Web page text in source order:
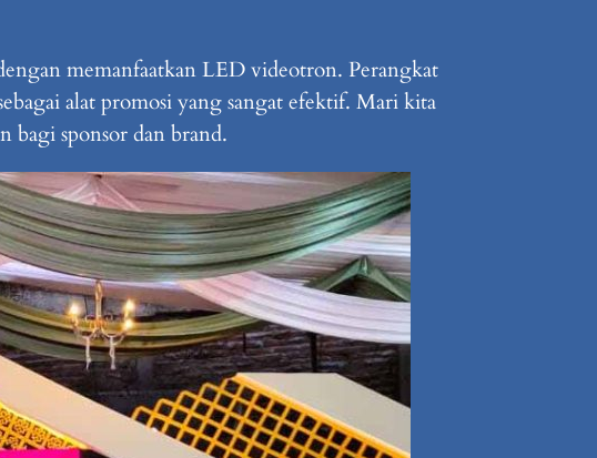
memanfaatkan LED videotron. Perangkat
alat promosi yang sangat efektif. Mari kita
bagi sponsor dan brand.